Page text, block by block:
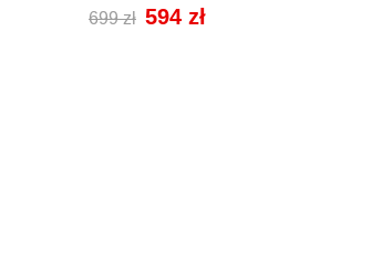
Cena
699 zł Cena
594 zł